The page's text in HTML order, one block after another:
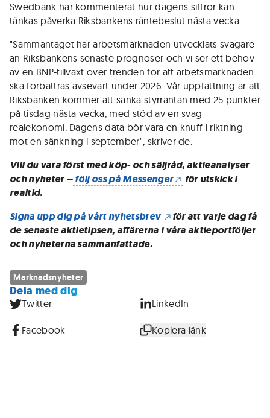
Swedbank har kommenterat hur dagens siffror kan
tänkas påverka Riksbankens räntebeslut nästa vecka.
"Sammantaget har arbetsmarknaden utvecklats svagare
än Riksbankens senaste prognoser och vi ser ett behov
av en BNP-tillväxt över trenden för att arbetsmarknaden
ska förbättras avsevärt under 2026. Vår uppfattning är att
Riksbanken kommer att sänka styrräntan med 25 punkter
på tisdag nästa vecka, med stöd av en svag
realekonomi. Dagens data bör vara en knuff i riktning
mot en sänkning i september", skriver de.
Vill du vara först med köp- och säljråd, aktieanalyser
och nyheter –följ oss på Messenger
för utskick i
realtid.
Signa upp dig på vårt nyhetsbrev
för att varje dag få
de senaste aktietipsen, affärerna i våra aktieportföljer
och nyheterna sammanfattade.
Marknadsnyheter
Dela med dig
Twitter LinkedIn
Facebook Kopiera länk